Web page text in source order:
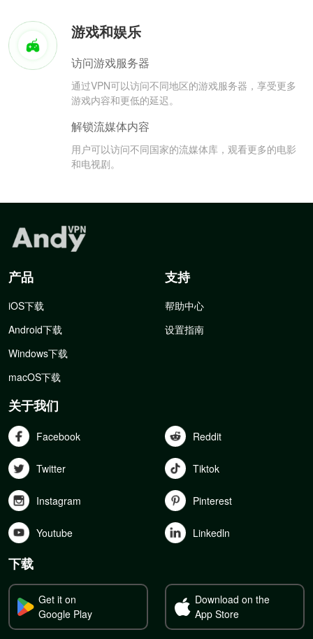
游戏和娱乐
访问游戏服务器
通过VPN可以访问不同地区的游戏服务器，享受更多
游戏内容和更低的延迟。
解锁流媒体内容
用户可以访问不同国家的流媒体库，观看更多的电影
和电视剧。
产品
iOS下载
Android下载
Windows下载
macOS下载
支持
帮助中心
设置指南
关于我们
Facebook Reddit
Twitter Tiktok
Instagram Pinterest
Youtube Linkedln
下载
Get it on
Google Play
Download on the
App Store